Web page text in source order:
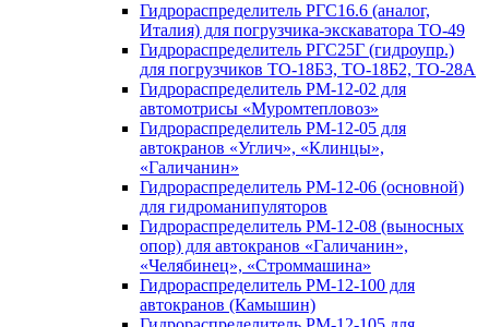
Гидрораспределитель РГС16.6 (аналог,
Италия) для погрузчика-экскаватора ТО-49
Гидрораспределитель РГС25Г (гидроупр.)
для погрузчиков ТО-18Б3, ТО-18Б2, ТО-28А
Гидрораспределитель РМ-12-02 для
автомотрисы «Муромтепловоз»
Гидрораспределитель РМ-12-05 для
автокранов «Углич», «Клинцы»,
«Галичанин»
Гидрораспределитель РМ-12-06 (основной)
для гидроманипуляторов
Гидрораспределитель РМ-12-08 (выносных
опор) для автокранов «Галичанин»,
«Челябинец», «Строммашина»
Гидрораспределитель РМ-12-100 для
автокранов (Камышин)